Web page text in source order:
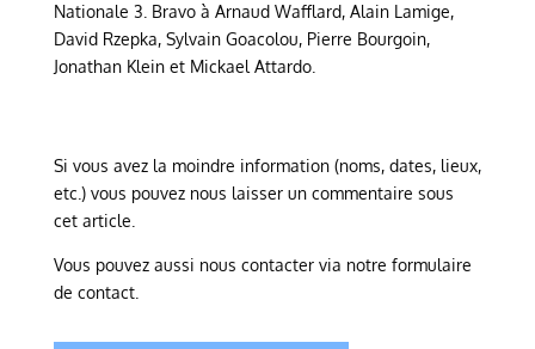
Nationale 3. Bravo à Arnaud Wafflard, Alain Lamige,
David Rzepka, Sylvain Goacolou, Pierre Bourgoin,
Jonathan Klein et Mickael Attardo.
Si vous avez la moindre information (noms, dates, lieux,
etc.) vous pouvez nous laisser un commentaire sous
cet article.
Vous pouvez aussi nous contacter via notre formulaire
de contact.